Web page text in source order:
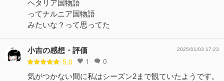
ヘタリア国物語
ってナルニア国物語
みたいな？って思ってた
小吉の感想・評価
5.0 1 0
2025/01/03 17:23
気がつかない間に私はシーズン2まで観ていたようです。